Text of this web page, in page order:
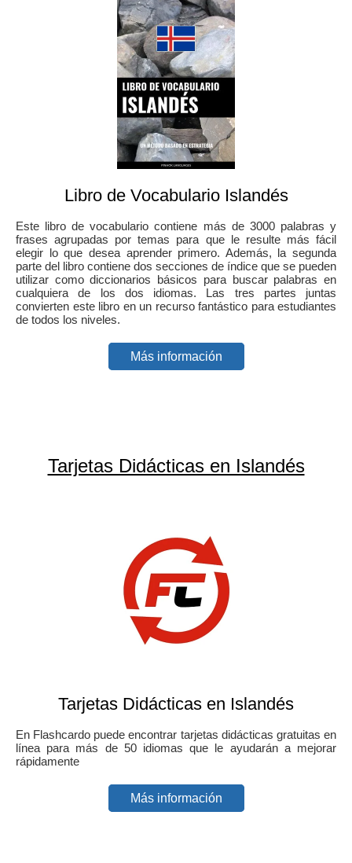
Libro de Vocabulario Islandés
Este libro de vocabulario contiene más de 3000 palabras y
frases agrupadas por temas para que le resulte más fácil
elegir lo que desea aprender primero. Además, la segunda
parte del libro contiene dos secciones de índice que se pueden
utilizar como diccionarios básicos para buscar palabras en
cualquiera de los dos idiomas. Las tres partes juntas
convierten este libro en un recurso fantástico para estudiantes
de todos los niveles.
Más información
Tarjetas Didácticas en Islandés
Tarjetas Didácticas en Islandés
En Flashcardo puede encontrar tarjetas didácticas gratuitas en
línea para más de 50 idiomas que le ayudarán a mejorar
rápidamente
Más información